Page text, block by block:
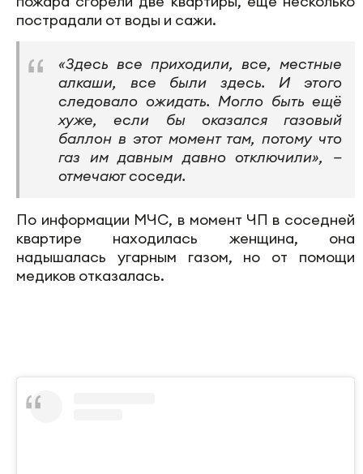
пострадали от воды и сажи.
«Здесь все приходили, все, местные
алкаши, все были здесь. И этого
следовало ожидать. Могло быть ещё
хуже, если бы оказался газовый
баллон в этот момент там, потому что
газ им давным давно отключили», —
отмечают соседи.
По информации МЧС, в момент ЧП в соседней
квартире находилась женщина, она
надышалась угарным газом, но от помощи
медиков отказалась.